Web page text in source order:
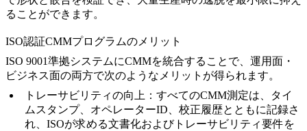
ることができます。
ISO認証CMMプログラムのメリット
ISO 9001準拠システムにCMMを統合することで、運用面・
ビジネス面の両方で次のようなメリットが得られます。
トレーサビリティの向上： すべてのCMM測定は、タイ
ムスタンプ、オペレーターID、校正履歴とともに記録さ
れ、ISOが求める文書化およびトレーサビリティ要件を